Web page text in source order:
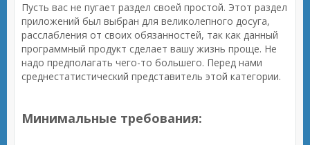
Пусть вас не пугает раздел своей простой. Этот раздел
приложений был выбран для великолепного досуга,
расслабления от своих обязанностей, так как данный
программный продукт сделает вашу жизнь проще. Не
надо предполагать чего-то большего. Перед нами
среднестатистический представитель этой категории.
Минимальные требования: